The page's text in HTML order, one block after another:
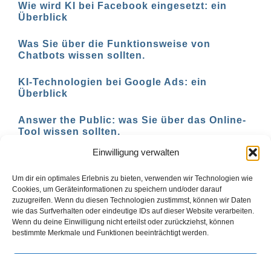
Einwilligung verwalten
Um dir ein optimales Erlebnis zu bieten, verwenden wir Technologien wie
Cookies, um Geräteinformationen zu speichern und/oder darauf
zuzugreifen. Wenn du diesen Technologien zustimmst, können wir Daten
wie das Surfverhalten oder eindeutige IDs auf dieser Website verarbeiten.
Wenn du deine Einwilligung nicht erteilst oder zurückziehst, können
bestimmte Merkmale und Funktionen beeinträchtigt werden.
Wie wird KI bei Facebook eingesetzt: ein
Überblick
Was Sie über die Funktionsweise von
Chatbots wissen sollten.
KI-Technologien bei Google Ads: ein
Überblick
Answer the Public: was Sie über das Online-
Tool wissen sollten.
AI-basierte Tools für den Social-Media-
1 2 Vor